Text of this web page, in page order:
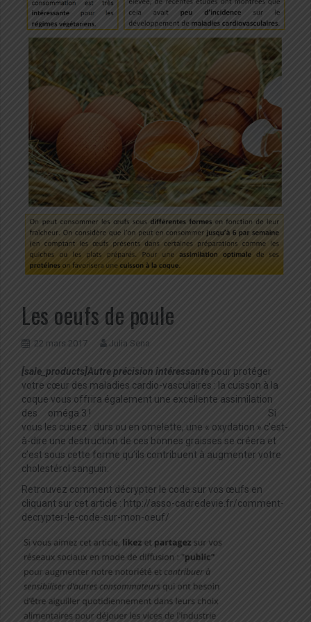
Les oeufs de poule
22 mars 2017 Julia Sena
[sale_products]Autre précision intéressante pour protéger
votre cœur des maladies cardio-vasculaires : la cuisson à la
coque vous offrira également une excellente assimilation
des oméga 3 ! Si
vous les cuisez : durs ou en omelette, une « oxydation » c’est-
à-dire une destruction de ces bonnes graisses se créera et
c’est sous cette forme qu’ils contribuent à augmenter votre
cholestérol sanguin.
Retrouvez comment décrypter le code sur vos œufs en
cliquant sur cet article : http://asso-cadredevie.fr/comment-
decrypter-le-code-sur-mon-oeuf/